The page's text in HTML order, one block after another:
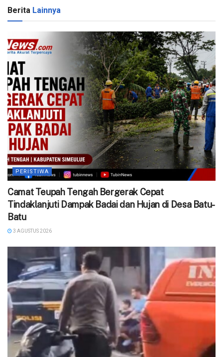
Berita Lainnya
PERISTIWA
Camat Teupah Tengah Bergerak Cepat
Tindaklanjuti Dampak Badai dan Hujan di Desa Batu-
Batu
3 AGUSTUS 2026